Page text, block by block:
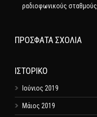
ραδιοφωνικούς σταθμούς
ΠΡΌΣΦΑΤΑ ΣΧΌΛΙΑ
ΙΣΤΟΡΙΚΌ
Ιούνιος 2019
Μάιος 2019